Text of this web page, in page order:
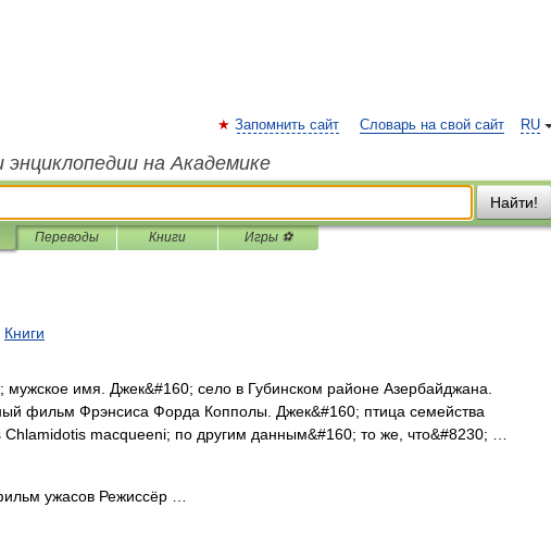
RU
Запомнить сайт Словарь на свой сайт
энциклопедии на Академике
Найти!
Переводы Книги Игры ⚽
Книги
имя. Джек&#160; село в Губинском районе Азербайджана.
фильм Фрэнсиса Форда Копполы. Джек&#160; птица семейства
macqueeni; по другим данным&#160; то же, что&#8230; …
ужасов Режиссёр …